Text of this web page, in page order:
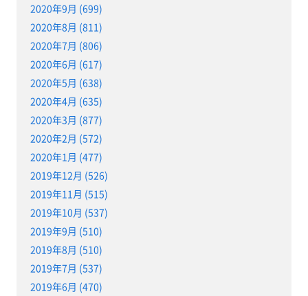
2020年9月 (699)
2020年8月 (811)
2020年7月 (806)
2020年6月 (617)
2020年5月 (638)
2020年4月 (635)
2020年3月 (877)
2020年2月 (572)
2020年1月 (477)
2019年12月 (526)
2019年11月 (515)
2019年10月 (537)
2019年9月 (510)
2019年8月 (510)
2019年7月 (537)
2019年6月 (470)